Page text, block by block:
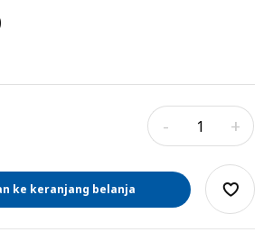
- +
ke keranjang belanja